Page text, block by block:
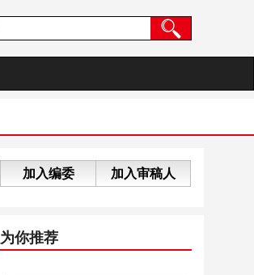
加入编委 加入审稿人
为你推荐